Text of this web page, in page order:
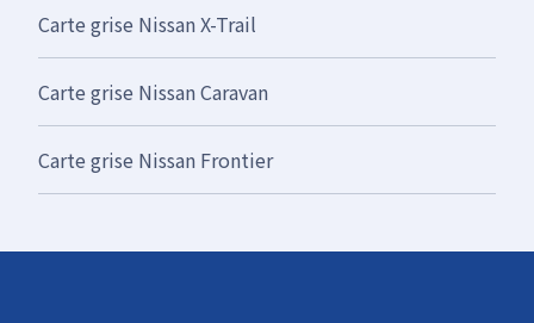
Carte grise Nissan X-Trail
Carte grise Nissan Caravan
Carte grise Nissan Frontier